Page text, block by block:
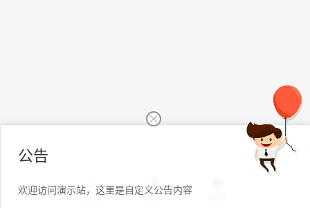
搜索 文章
公告
欢迎访问演示站，这里是自定义公告内容